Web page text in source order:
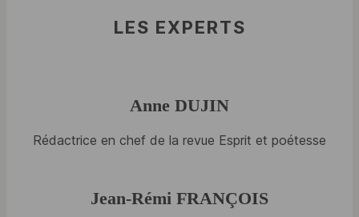
LES EXPERTS
Anne DUJIN
Rédactrice en chef de la revue Esprit et poétesse
Jean-Rémi FRANÇOIS